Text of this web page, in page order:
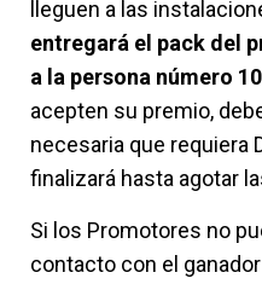
lleguen a las
entregará el pack del
a la persona número
acepten su premio,
necesaria que requiera
finalizará hasta agotar
Si los Promotores no
contacto con el